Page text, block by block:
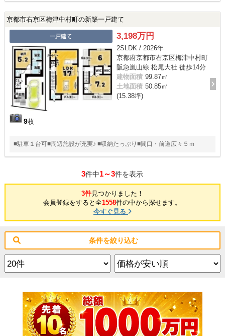
京都市右京区梅津中村町の新築一戸建て
一戸建て
9枚
3,198万円
2SLDK / 2026年
京都府京都市右京区梅津中村町
阪急嵐山線 松尾大社 徒歩14分
建物面積 99.87㎡
土地面積 50.85㎡
(15.38坪)
■駐車１台可■周辺施設が充実♪ ■収納たっぷり■間口・前道広々５ｍ
3件中1～3件を表示
3件見つかりました！
会員登録をすると全1558件の中から探せます。
今すぐ見る
条件を絞り込む